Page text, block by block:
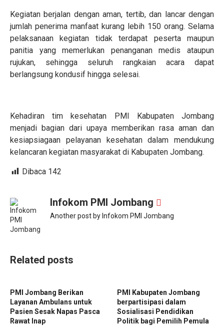
Kegiatan berjalan dengan aman, tertib, dan lancar dengan
jumlah penerima manfaat kurang lebih 150 orang. Selama
pelaksanaan kegiatan tidak terdapat peserta maupun
panitia yang memerlukan penanganan medis ataupun
rujukan, sehingga seluruh rangkaian acara dapat
berlangsung kondusif hingga selesai.
Kehadiran tim kesehatan PMI Kabupaten Jombang
menjadi bagian dari upaya memberikan rasa aman dan
kesiapsiagaan pelayanan kesehatan dalam mendukung
kelancaran kegiatan masyarakat di Kabupaten Jombang.
Dibaca 142
Infokom PMI Jombang
Another post by Infokom PMI Jombang
Related posts
PMI Jombang Berikan
Layanan Ambulans untuk
Pasien Sesak Napas Pasca
Rawat Inap
PMI Kabupaten Jombang
berpartisipasi dalam
Sosialisasi Pendidikan
Politik bagi Pemilih Pemula